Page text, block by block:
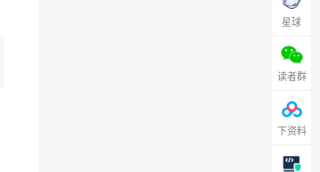
星球
读者群
下资料